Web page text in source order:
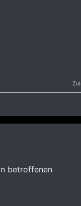
betroffenen